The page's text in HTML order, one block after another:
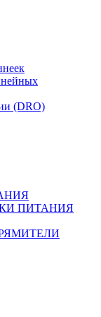
(DRO)
ПИТАНИЯ